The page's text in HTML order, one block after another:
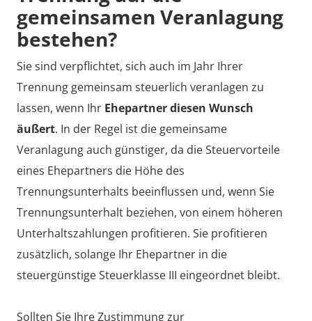
gemeinsamen Veranlagung
bestehen?
Sie sind verpflichtet, sich auch im Jahr Ihrer
Trennung gemeinsam steuerlich veranlagen zu
lassen, wenn Ihr Ehepartner diesen Wunsch
äußert. In der Regel ist die gemeinsame
Veranlagung auch günstiger, da die Steuervorteile
eines Ehepartners die Höhe des
Trennungsunterhalts beeinflussen und, wenn Sie
Trennungsunterhalt beziehen, von einem höheren
Unterhaltszahlungen profitieren. Sie profitieren
zusätzlich, solange Ihr Ehepartner in die
steuergünstige Steuerklasse III eingeordnet bleibt.
Sollten Sie Ihre Zustimmung zur